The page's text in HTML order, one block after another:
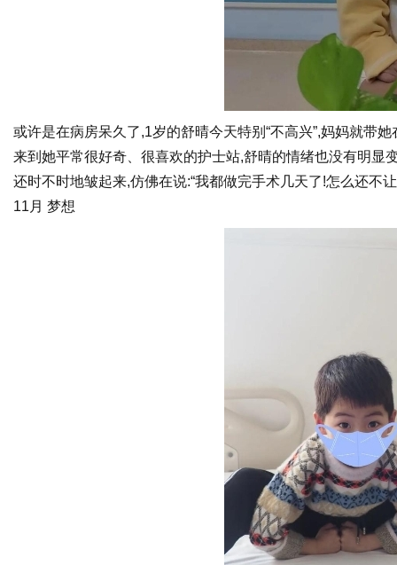
或许是在病房呆久了,1岁的舒晴今天特别“不高兴”,妈妈就带
来到她平常很好奇、很喜欢的护士站,舒晴的情绪也没有明显
还时不时地皱起来,仿佛在说:“我都做完手术几天了!怎么还不
11月 梦想